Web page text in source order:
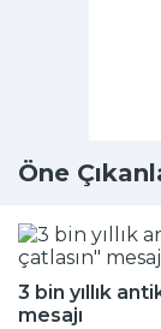
Öne
3 bin yıllık
mesajı